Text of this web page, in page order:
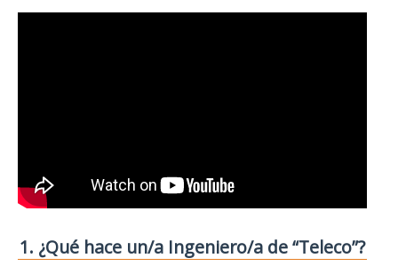
1. ¿Qué hace un/a Ingeniero/a de “Teleco”?